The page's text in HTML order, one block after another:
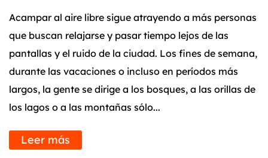
Acampar al aire libre sigue atrayendo a más personas
que buscan relajarse y pasar tiempo lejos de las
pantallas y el ruido de la ciudad. Los fines de semana,
durante las vacaciones o incluso en períodos más
largos, la gente se dirige a los bosques, a las orillas de
los lagos o a las montañas sólo...
Leer más